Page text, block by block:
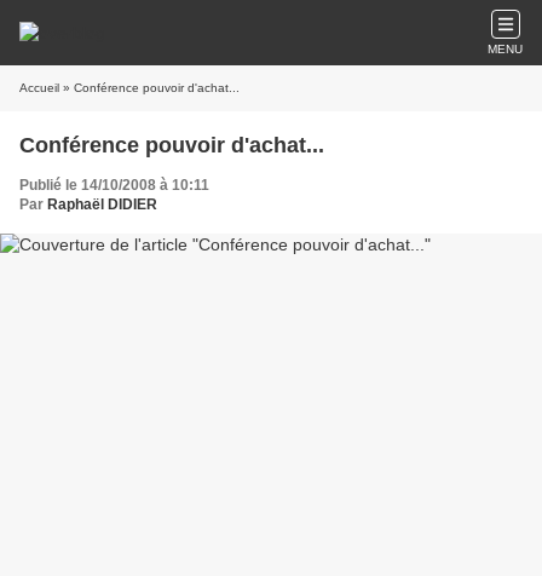
MENU
Accueil » Conférence pouvoir d'achat...
Conférence pouvoir d'achat...
Publié le 14/10/2008 à 10:11
Par Raphaël DIDIER